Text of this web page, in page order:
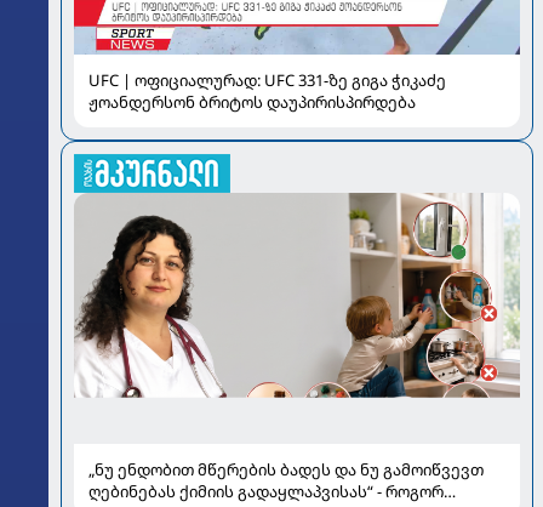
UFC | ოფიციალურად: UFC 331-ზე გიგა ჭიკაძე
ჟოანდერსონ ბრიტოს დაუპირისპირდება
„ნუ ენდობით მწერების ბადეს და ნუ გამოიწვევთ
ღებინებას ქიმიის გადაყლაპვისას“ - როგორ